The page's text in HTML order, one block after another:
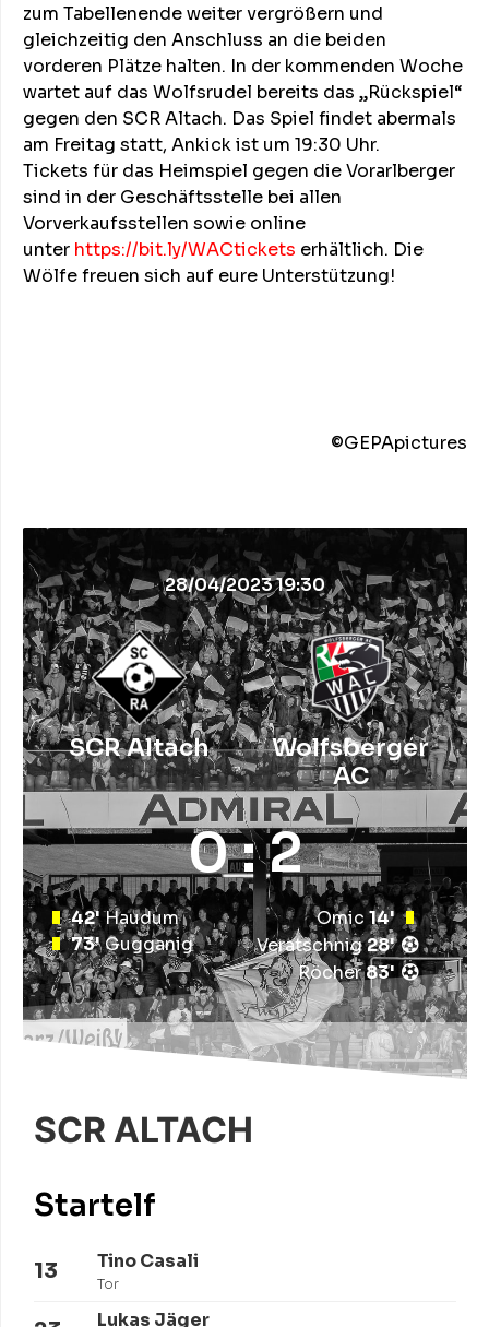
zum Tabellenende weiter vergrößern und
gleichzeitig den Anschluss an die beiden
vorderen Plätze halten. In der kommenden Woche
wartet auf das Wolfsrudel bereits das „Rückspiel“
gegen den SCR Altach. Das Spiel findet abermals
am Freitag statt, Ankick ist um 19:30 Uhr.
Tickets für das Heimspiel gegen die Vorarlberger
sind in der Geschäftsstelle bei allen
Vorverkaufsstellen sowie online
unter https://bit.ly/WACtickets erhältlich. Die
Wölfe freuen sich auf eure Unterstützung!
©️GEPApictures
28/04/2023 19:30
SCR Altach
Wolfsberger
AC
0 : 2
42'Haudum
73'Gugganig
Omic 14'
Veratschnig28'
Röcher83'
SCR ALTACH
Startelf
13 Tino Casali
Tor
Lukas Jäger